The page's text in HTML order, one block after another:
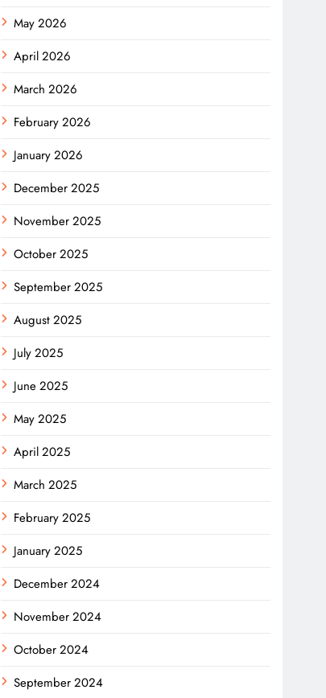
May 2026
April 2026
March 2026
February 2026
January 2026
December 2025
November 2025
October 2025
September 2025
August 2025
July 2025
June 2025
May 2025
April 2025
March 2025
February 2025
January 2025
December 2024
November 2024
October 2024
September 2024